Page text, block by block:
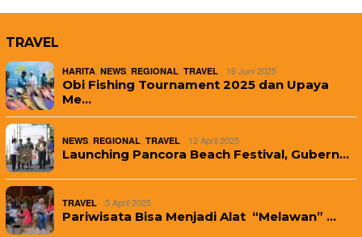
TRAVEL
HARITA NEWS REGIONAL TRAVEL 16 Juni 2025
Obi Fishing Tournament 2025 dan Upaya
Me…
NEWS REGIONAL TRAVEL 12 April 2025
Launching Pancora Beach Festival, Gubern…
TRAVEL 5 April 2025
Pariwisata Bisa Menjadi Alat “Melawan” …